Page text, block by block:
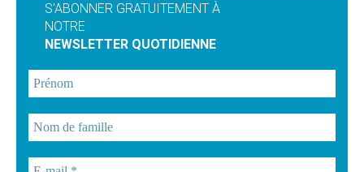
S'ABONNER GRATUITEMENT À
NOTRE
NEWSLETTER QUOTIDIENNE